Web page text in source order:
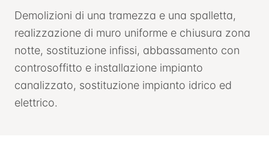
Demolizioni di una tramezza e una spalletta,
realizzazione di muro uniforme e chiusura zona
notte, sostituzione infissi, abbassamento con
controsoffitto e installazione impianto
canalizzato, sostituzione impianto idrico ed
elettrico.